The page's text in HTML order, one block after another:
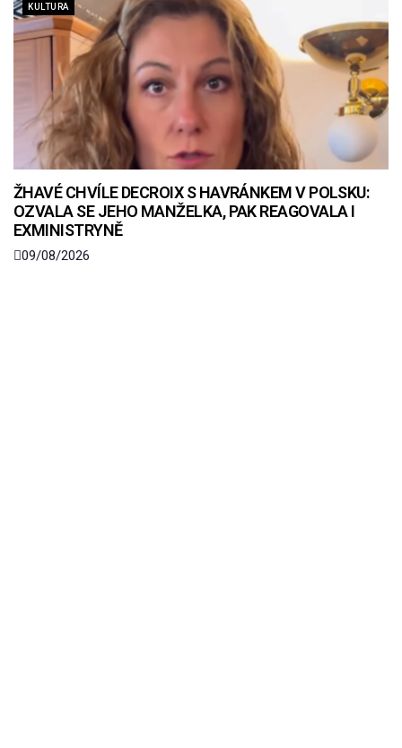
KULTURA
ŽHAVÉ CHVÍLE DECROIX S HAVRÁNKEM V POLSKU:
OZVALA SE JEHO MANŽELKA, PAK REAGOVALA I
EXMINISTRYNĚ
09/08/2026